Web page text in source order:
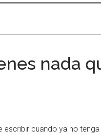
nada
cuando ya no tenga